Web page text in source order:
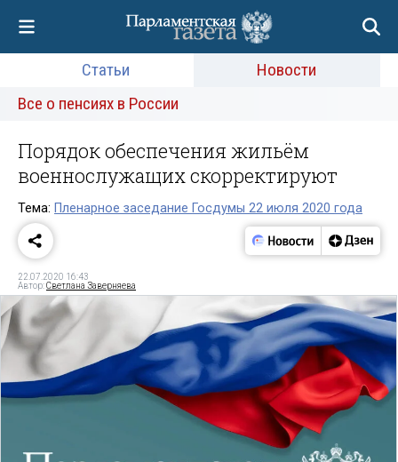
Статьи
Новости
Все о пенсиях в России
Порядок обеспечения жильём
военнослужащих скорректируют
Тема: Пленарное заседание Госдумы 22 июля 2020 года
22.07.2020 16:43
Автор:Светлана Заверняева